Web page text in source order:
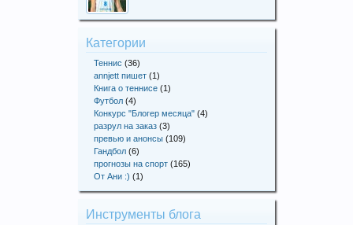
Категории
Теннис (36)
annjett пишет (1)
Книга о теннисе (1)
Футбол (4)
Конкурс "Блогер месяца" (4)
разрул на заказ (3)
превью и анонсы (109)
Гандбол (6)
прогнозы на спорт (165)
От Ани :) (1)
Инструменты блога